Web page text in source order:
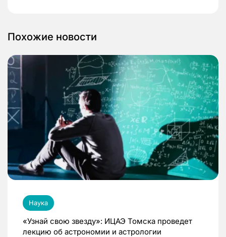
Похожие новости
Наука
«Узнай свою звезду»: ИЦАЭ Томска проведет
лекцию об астрономии и астрологии